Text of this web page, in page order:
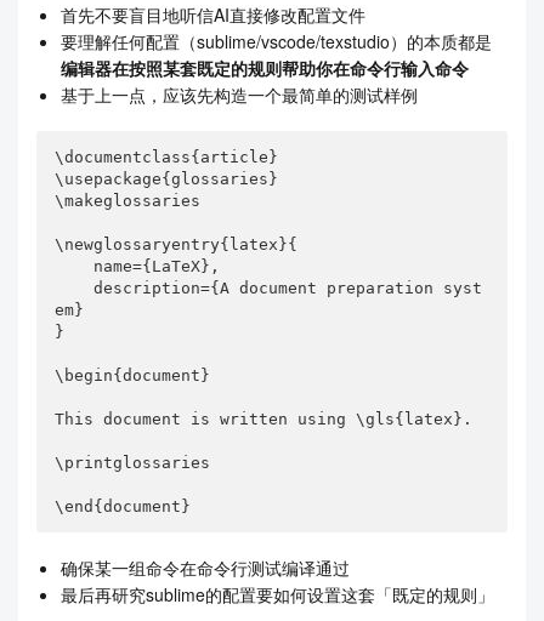
首先不要盲目地听信AI直接修改配置文件
要理解任何配置（sublime/vscode/texstudio）的本质都是
编辑器在按照某套既定的规则帮助你在命令行输入命令
基于上一点，应该先构造一个最简单的测试样例
\documentclass{article}
\usepackage{glossaries}
\makeglossaries
\newglossaryentry{latex}{
    description={A document preparation syst
em}
}
\begin{document}
This document is written using \gls{latex}.
\printglossaries
\end{document}
确保某一组命令在命令行测试编译通过
最后再研究sublime的配置要如何设置这套「既定的规则」